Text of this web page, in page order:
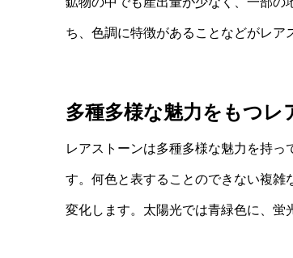
ち、色調に特徴があることなどがレア
多種多様な魅力をもつレ
レアストーンは多種多様な魅力を持
す。何色と表することのできない複雑
変化します。太陽光では青緑色に、蛍